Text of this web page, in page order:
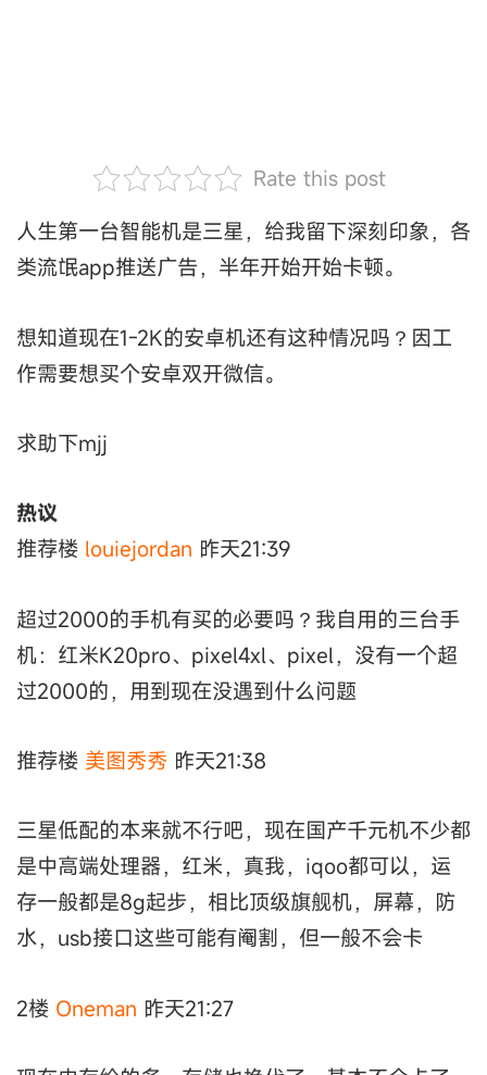
Rate this post
人生第一台智能机是三星，给我留下深刻印象，各
类流氓app推送广告，半年开始开始卡顿。
想知道现在1-2K的安卓机还有这种情况吗？因工
作需要想买个安卓双开微信。
求助下mjj
热议
推荐楼 louiejordan 昨天21:39
超过2000的手机有买的必要吗？我自用的三台手
机：红米K20pro、pixel4xl、pixel，没有一个超
过2000的，用到现在没遇到什么问题
推荐楼 美图秀秀 昨天21:38
三星低配的本来就不行吧，现在国产千元机不少都
是中高端处理器，红米，真我，iqoo都可以，运
存一般都是8g起步，相比顶级旗舰机，屏幕，防
水，usb接口这些可能有阉割，但一般不会卡
2楼 Oneman 昨天21:27